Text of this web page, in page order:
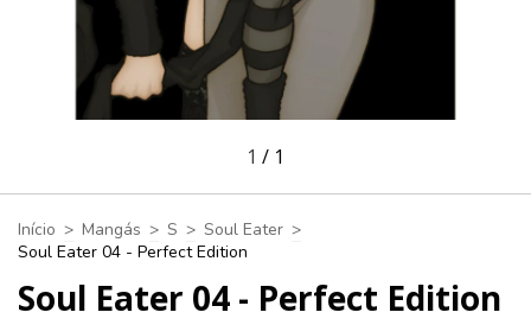
1 / 1
Início > Mangás > S > Soul Eater >
Soul Eater 04 - Perfect Edition
Soul Eater 04 - Perfect Edition